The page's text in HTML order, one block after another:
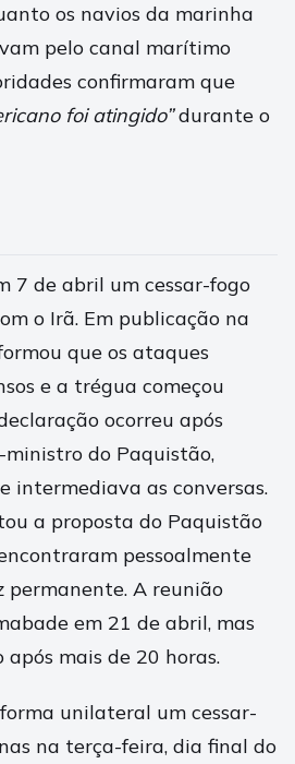
os navios da marinha
pelo canal marítimo
confirmaram que
foi atingido”durante o
7 de abril um cessar-fogo
o Irã. Em publicação na
que os ataques
e a trégua começou
ocorreu após
do Paquistão,
intermediava as conversas.
a proposta do Paquistão
pessoalmente
permanente. A reunião
em 21 de abril, mas
após mais de 20 horas.
unilateral um cessar-
na terça-feira, dia final do